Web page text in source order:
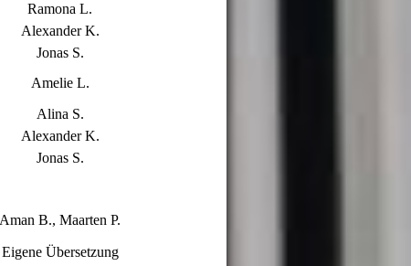
Ramona L.
Alexander K.
Jonas S.
Amelie L.
Alina S.
Alexander K.
Jonas S.
Aman B., Maarten P.
Eigene Übersetzung